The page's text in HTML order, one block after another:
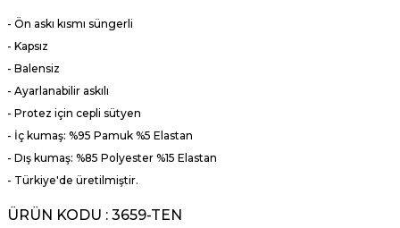
- Ön askı kısmı süngerli
- Kapsız
- Balensiz
- Ayarlanabilir askılı
- Protez için cepli sütyen
- İç kumaş: %95 Pamuk %5 Elastan
- Dış kumaş: %85 Polyester %15 Elastan
- Türkiye'de üretilmiştir.
ÜRÜN KODU : 3659-TEN